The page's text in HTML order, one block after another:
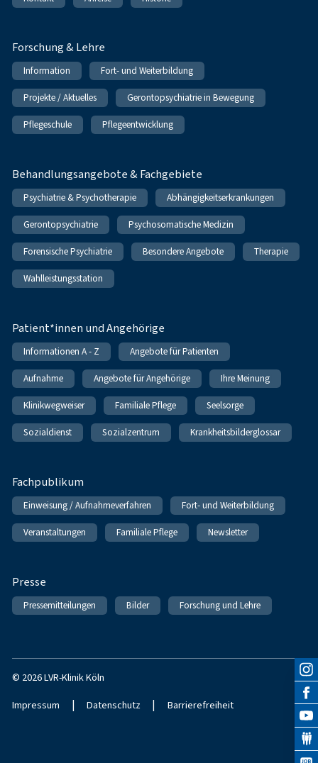
Forschung & Lehre
Information Fort- und Weiterbildung
Projekte / Aktuelles Gerontopsychiatrie in Bewegung
Pflegeschule Pflegeentwicklung
Behandlungsangebote & Fachgebiete
Psychiatrie & Psychotherapie Abhängigkeitserkrankungen
Gerontopsychiatrie Psychosomatische Medizin
Forensische Psychiatrie Besondere Angebote Therapie
Wahlleistungsstation
Patient*innen und Angehörige
Informationen A - Z Angebote für Patienten
Aufnahme Angebote für Angehörige Ihre Meinung
Klinikwegweiser Familiale Pflege Seelsorge
Sozialdienst Sozialzentrum Krankheitsbilderglossar
Fachpublikum
Einweisung / Aufnahmeverfahren Fort- und Weiterbildung
Veranstaltungen Familiale Pflege Newsletter
Presse
Pressemitteilungen Bilder Forschung und Lehre
© 2026 LVR-Klinik Köln
Impressum | Datenschutz | Barrierefreiheit